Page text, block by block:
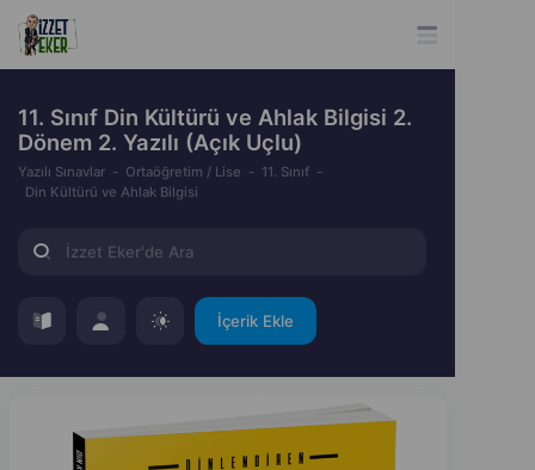
11. Sınıf Din Kültürü ve Ahlak Bilgisi 2.
Dönem 2. Yazılı (Açık Uçlu)
Yazılı Sınavlar Ortaöğretim / Lise
11. Sınıf
Din Kültürü ve Ahlak Bilgisi
İçerik Ekle